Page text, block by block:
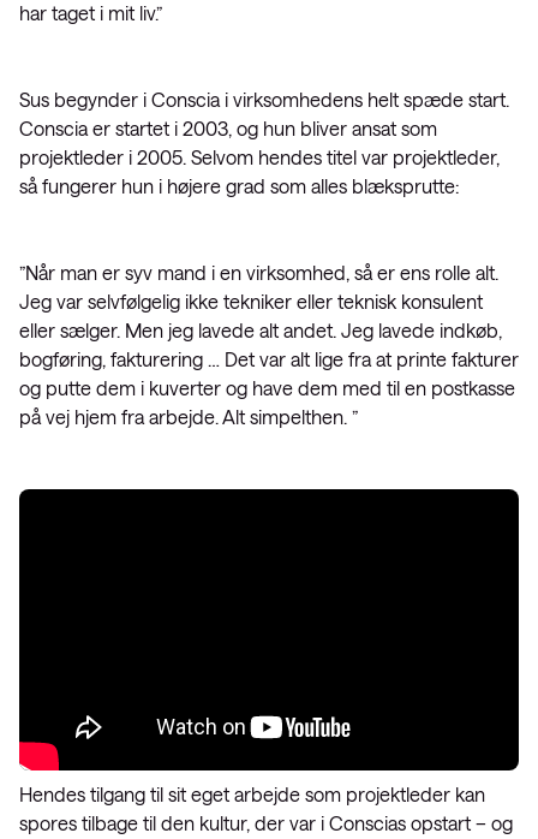
har taget i mit liv.”
Sus begynder i Conscia i virksomhedens helt spæde start.
Conscia er startet i 2003, og hun bliver ansat som
projektleder i 2005. Selvom hendes titel var projektleder,
så fungerer hun i højere grad som alles blæksprutte:
”Når man er syv mand i en virksomhed, så er ens rolle alt.
Jeg var selvfølgelig ikke tekniker eller teknisk konsulent
eller sælger. Men jeg lavede alt andet. Jeg lavede indkøb,
bogføring, fakturering … Det var alt lige fra at printe fakturer
og putte dem i kuverter og have dem med til en postkasse
på vej hjem fra arbejde. Alt simpelthen. ”
Hendes tilgang til sit eget arbejde som projektleder kan
spores tilbage til den kultur, der var i Conscias opstart – og